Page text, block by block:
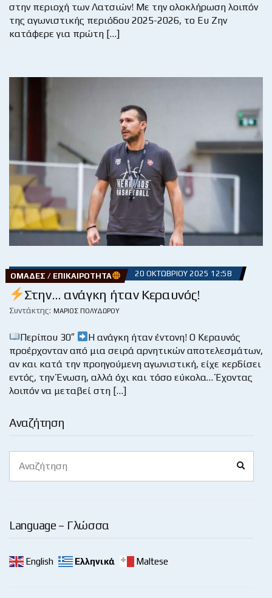
Αναζήτηση
for:
Language – Γλώσσα
English Ελληνικά Maltese
στην περιοχή των Λατσιών! Με την ολοκλήρωση λοιπόν
της αγωνιστικής περιόδου 2025-2026, το Ευ Ζην
κατάφερε για πρώτη […]
ΟΜΆΔΕΣ / ΕΠΙΚΑΙΡΌΤΗΤΑ 20 ΟΚΤΩΒΡΊΟΥ 2025 12:58
Στην… ανάγκη ήταν Κεραυνός!
Συντάκτης: ΜΆΡΙΟΣ ΠΟΛΥΔΏΡΟΥ
Περίπου 30″
Η ανάγκη ήταν έντονη! Ο Κεραυνός
προέρχονταν από μια σειρά αρνητικών αποτελεσμάτων,
αν και κατά την προηγούμενη αγωνιστική, είχε κερδίσει
εντός, την Ένωση, αλλά όχι και τόσο εύκολα… Έχοντας
λοιπόν να μεταβεί στη […]